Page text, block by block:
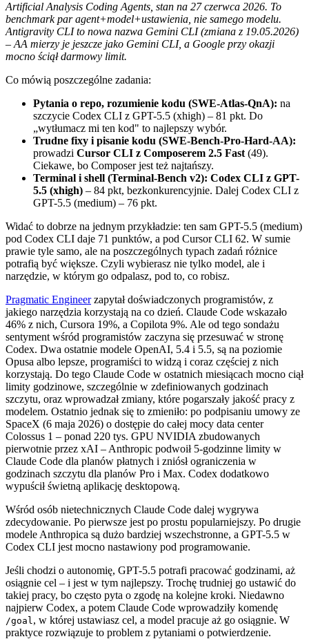
Artificial Analysis Coding Agents, stan na 27 czerwca 2026. To
benchmark par agent+model+ustawienia, nie samego modelu.
Antigravity CLI to nowa nazwa Gemini CLI (zmiana z 19.05.2026)
– AA mierzy je jeszcze jako Gemini CLI, a Google przy okazji
mocno ściął darmowy limit.
Co mówią poszczególne zadania:
Pytania o repo, rozumienie kodu (SWE-Atlas-QnA): na
szczycie Codex CLI z GPT-5.5 (xhigh) – 81 pkt. Do
„wytłumacz mi ten kod" to najlepszy wybór.
Trudne fixy i pisanie kodu (SWE-Bench-Pro-Hard-AA):
prowadzi Cursor CLI z Composerem 2.5 Fast (49).
Ciekawe, bo Composer jest też najtańszy.
Terminal i shell (Terminal-Bench v2): Codex CLI z GPT-
5.5 (xhigh) – 84 pkt, bezkonkurencyjnie. Dalej Codex CLI z
GPT-5.5 (medium) – 76 pkt.
Widać to dobrze na jednym przykładzie: ten sam GPT-5.5 (medium)
pod Codex CLI daje 71 punktów, a pod Cursor CLI 62. W sumie
prawie tyle samo, ale na poszczególnych typach zadań różnice
potrafią być większe. Czyli wybierasz nie tylko model, ale i
narzędzie, w którym go odpalasz, pod to, co robisz.
Pragmatic Engineerzapytał doświadczonych programistów, z
jakiego narzędzia korzystają na co dzień. Claude Code wskazało
46% z nich, Cursora 19%, a Copilota 9%. Ale od tego sondażu
sentyment wśród programistów zaczyna się przesuwać w stronę
Codex. Dwa ostatnie modele OpenAI, 5.4 i 5.5, są na poziomie
Opusa albo lepsze, programiści to widzą i coraz częściej z nich
korzystają. Do tego Claude Code w ostatnich miesiącach mocno ciął
limity godzinowe, szczególnie w zdefiniowanych godzinach
szczytu, oraz wprowadzał zmiany, które pogarszały jakość pracy z
modelem. Ostatnio jednak się to zmieniło: po podpisaniu umowy ze
SpaceX (6 maja 2026) o dostępie do całej mocy data center
Colossus 1 – ponad 220 tys. GPU NVIDIA zbudowanych
pierwotnie przez xAI – Anthropic podwoił 5-godzinne limity w
Claude Code dla planów płatnych i zniósł ograniczenia w
godzinach szczytu dla planów Pro i Max. Codex dodatkowo
wypuścił świetną aplikację desktopową.
Wśród osób nietechnicznych Claude Code dalej wygrywa
zdecydowanie. Po pierwsze jest po prostu popularniejszy. Po drugie
modele Anthropica są dużo bardziej wszechstronne, a GPT-5.5 w
Codex CLI jest mocno nastawiony pod programowanie.
Jeśli chodzi o autonomię, GPT-5.5 potrafi pracować godzinami, aż
osiągnie cel – i jest w tym najlepszy. Trochę trudniej go ustawić do
takiej pracy, bo często pyta o zgodę na kolejne kroki. Niedawno
najpierw Codex, a potem Claude Code wprowadziły komendę
/goal, w której ustawiasz cel, a model pracuje aż go osiągnie. W
praktyce rozwiązuje to problem z pytaniami o potwierdzenie.